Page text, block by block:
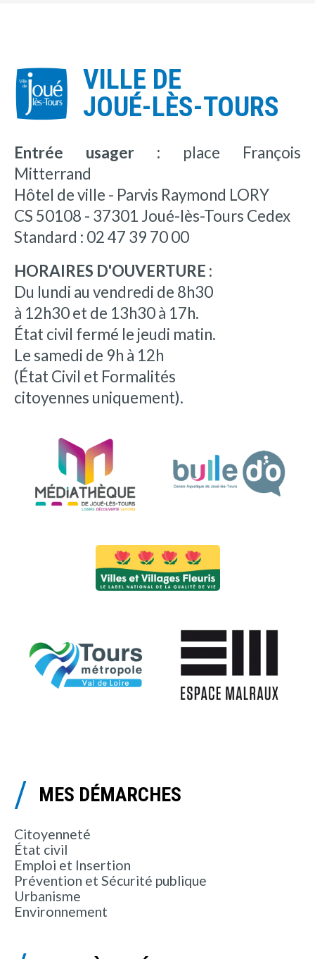
VILLE DE
JOUÉ-LÈS-TOURS
Entrée usager : place François
Mitterrand
Hôtel de ville - Parvis Raymond LORY
CS 50108 - 37301 Joué-lès-Tours Cedex
Standard : 02 47 39 70 00
HORAIRES D'OUVERTURE :
Du lundi au vendredi de 8h30
à 12h30 et de 13h30 à 17h.
État civil fermé le jeudi matin.
Le samedi de 9h à 12h
(État Civil et Formalités
citoyennes uniquement).
MES DÉMARCHES
Citoyenneté
État civil
Emploi et Insertion
Prévention et Sécurité publique
Urbanisme
Environnement